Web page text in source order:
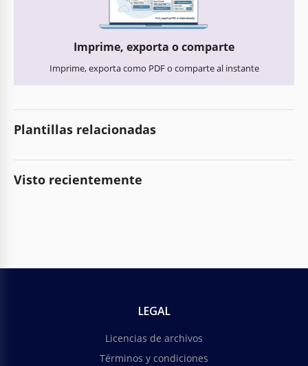
Imprime, exporta o comparte
Imprime, exporta como PDF o comparte al instante
Plantillas relacionadas
Visto recientemente
LEGAL
Licencias de archivos
Términos y condiciones